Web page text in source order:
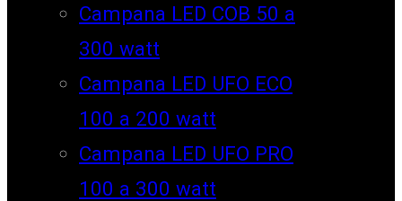
Campana LED COB 50 a
300 watt
Campana LED UFO ECO
100 a 200 watt
Campana LED UFO PRO
100 a 300 watt